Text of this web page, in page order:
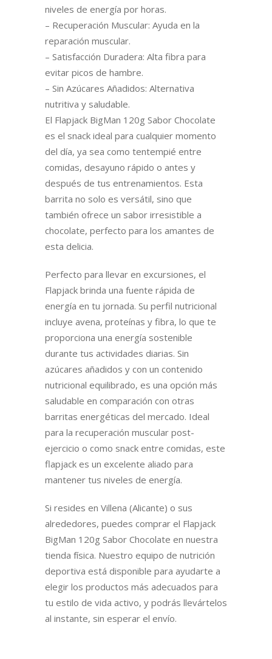
niveles de energía por horas.
– Recuperación Muscular: Ayuda en la
reparación muscular.
– Satisfacción Duradera: Alta fibra para
evitar picos de hambre.
– Sin Azúcares Añadidos: Alternativa
nutritiva y saludable.
El Flapjack BigMan 120g Sabor Chocolate
es el snack ideal para cualquier momento
del día, ya sea como tentempié entre
comidas, desayuno rápido o antes y
después de tus entrenamientos. Esta
barrita no solo es versátil, sino que
también ofrece un sabor irresistible a
chocolate, perfecto para los amantes de
esta delicia.
Perfecto para llevar en excursiones, el
Flapjack brinda una fuente rápida de
energía en tu jornada. Su perfil nutricional
incluye avena, proteínas y fibra, lo que te
proporciona una energía sostenible
durante tus actividades diarias. Sin
azúcares añadidos y con un contenido
nutricional equilibrado, es una opción más
saludable en comparación con otras
barritas energéticas del mercado. Ideal
para la recuperación muscular post-
ejercicio o como snack entre comidas, este
flapjack es un excelente aliado para
mantener tus niveles de energía.
Si resides en Villena (Alicante) o sus
alrededores, puedes comprar el Flapjack
BigMan 120g Sabor Chocolate en nuestra
tienda física. Nuestro equipo de nutrición
deportiva está disponible para ayudarte a
elegir los productos más adecuados para
tu estilo de vida activo, y podrás llevártelos
al instante, sin esperar el envío.